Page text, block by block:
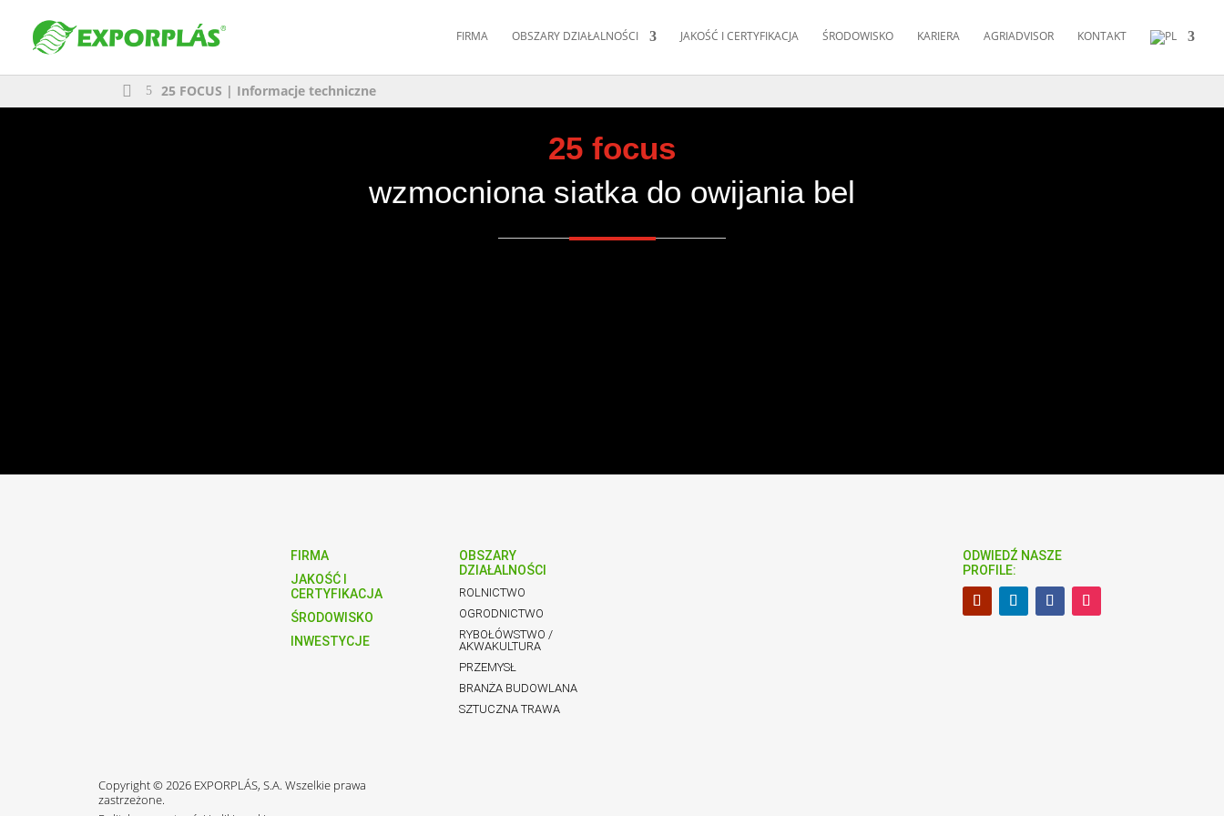
FIRMA OBSZARY DZIAŁALNOŚCI JAKOŚĆ I CERTYFIKACJA ŚRODOWISKO KARIERA AGRIADVISOR KONTAKT
 5 25 FOCUS | Informacje techniczne
25 focus
wzmocniona siatka do owijania bel
FIRMA
JAKOŚĆ I
CERTYFIKACJA
ŚRODOWISKO
INWESTYCJE
OBSZARY
DZIAŁALNOŚCI
ROLNICTWO
OGRODNICTWO
RYBOŁÓWSTWO /
AKWAKULTURA
PRZEMYSŁ
BRANŻA BUDOWLANA
SZTUCZNA TRAWA
ODWIEDŹ NASZE
PROFILE:
Copyright © 2026 EXPORPLÁS, S.A. Wszelkie prawa
zastrzeżone.